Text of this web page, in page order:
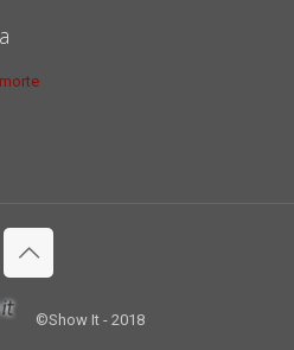
©Show It - 2018